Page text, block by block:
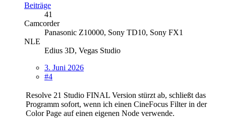
Beiträge
41
Camcorder
Panasonic Z10000, Sony TD10, Sony FX1
NLE
Edius 3D, Vegas Studio
3. Juni 2026
#4
Resolve 21 Studio FINAL Version stürzt ab, schließt das
Programm sofort, wenn ich einen CineFocus Filter in der
Color Page auf einen eigenen Node verwende.